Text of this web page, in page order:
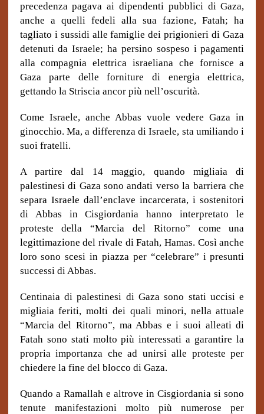
precedenza pagava ai dipendenti pubblici di Gaza,
anche a quelli fedeli alla sua fazione, Fatah; ha
tagliato i sussidi alle famiglie dei prigionieri di Gaza
detenuti da Israele; ha persino sospeso i pagamenti
alla compagnia elettrica israeliana che fornisce a
Gaza parte delle forniture di energia elettrica,
gettando la Striscia ancor più nell’oscurità.
Come Israele, anche Abbas vuole vedere Gaza in
ginocchio. Ma, a differenza di Israele, sta umiliando i
suoi fratelli.
A partire dal 14 maggio, quando migliaia di
palestinesi di Gaza sono andati verso la barriera che
separa Israele dall’enclave incarcerata, i sostenitori
di Abbas in Cisgiordania hanno interpretato le
proteste della “Marcia del Ritorno” come una
legittimazione del rivale di Fatah, Hamas. Così anche
loro sono scesi in piazza per “celebrare” i presunti
successi di Abbas.
Centinaia di palestinesi di Gaza sono stati uccisi e
migliaia feriti, molti dei quali minori, nella attuale
“Marcia del Ritorno”, ma Abbas e i suoi alleati di
Fatah sono stati molto più interessati a garantire la
propria importanza che ad unirsi alle proteste per
chiedere la fine del blocco di Gaza.
Quando a Ramallah e altrove in Cisgiordania si sono
tenute manifestazioni molto più numerose per